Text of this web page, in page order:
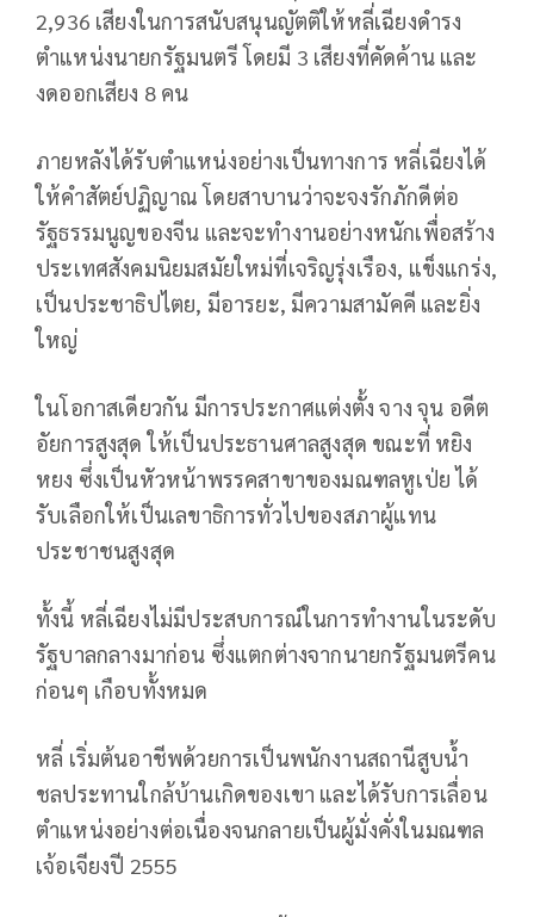
2,936 เสียงในการสนับสนุนญัตติให้หลี่เฉียงดำรง
ตำแหน่งนายกรัฐมนตรี โดยมี 3 เสียงที่คัดค้าน และ
งดออกเสียง 8 คน
ภายหลังได้รับตำแหน่งอย่างเป็นทางการ หลี่เฉียงได้
ให้คำสัตย์ปฏิญาณ โดยสาบานว่าจะจงรักภักดีต่อ
รัฐธรรมนูญของจีน และจะทำงานอย่างหนักเพื่อสร้าง
ประเทศสังคมนิยมสมัยใหม่ที่เจริญรุ่งเรือง, แข็งแกร่ง,
เป็นประชาธิปไตย, มีอารยะ, มีความสามัคคี และยิ่ง
ใหญ่
ในโอกาสเดียวกัน มีการประกาศแต่งตั้ง จาง จุน อดีต
อัยการสูงสุด ให้เป็นประธานศาลสูงสุด ขณะที่ หยิง
หยง ซึ่งเป็นหัวหน้าพรรคสาขาของมณฑลหูเป่ย ได้
รับเลือกให้เป็นเลขาธิการทั่วไปของสภาผู้แทน
ประชาชนสูงสุด
ทั้งนี้ หลี่เฉียงไม่มีประสบการณ์ในการทำงานในระดับ
รัฐบาลกลางมาก่อน ซึ่งแตกต่างจากนายกรัฐมนตรีคน
ก่อนๆ เกือบทั้งหมด
หลี่ เริ่มต้นอาชีพด้วยการเป็นพนักงานสถานีสูบน้ำ
ชลประทานใกล้บ้านเกิดของเขา และได้รับการเลื่อน
ตำแหน่งอย่างต่อเนื่องจนกลายเป็นผู้มั่งคั่งในมณฑล
เจ้อเจียงปี 2555